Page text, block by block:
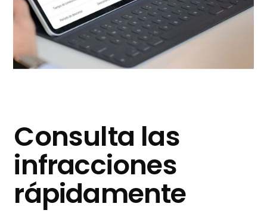
Consulta las
infracciones
rápidamente